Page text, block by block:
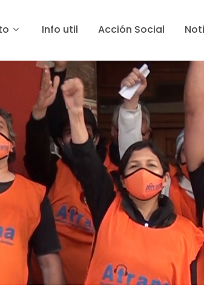
Info util Acción Social